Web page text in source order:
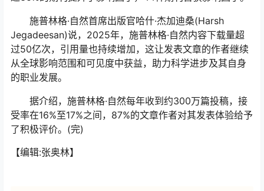
施普林格·自然首席出版官哈什·杰加迪桑(Harsh
Jegadeesan)说，2025年，施普林格·自然内容下载量超
过50亿次，引用量也持续增加，这让发表文章的作者继续
从全球影响范围和可见度中获益，助力科学进步及其自身
的职业发展。
据介绍，施普林格·自然每年收到约300万篇投稿，接
受率在16%至17%之间，87%的文章作者对其发表体验给予
了积极评价。(完)
【编辑:张奥林】